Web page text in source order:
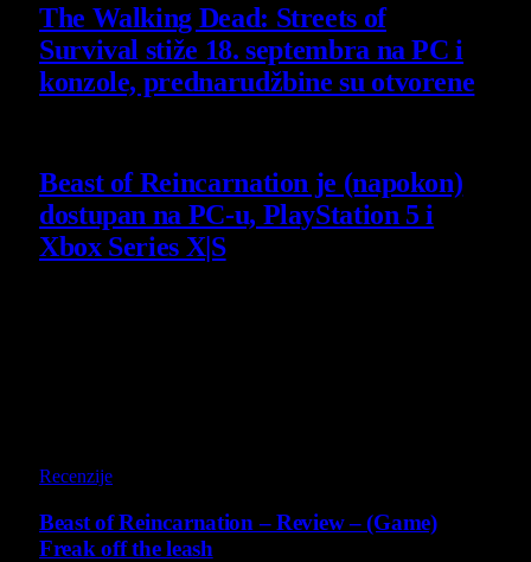
The Walking Dead: Streets of
Survival stiže 18. septembra na PC i
konzole, prednarudžbine su otvorene
Beast of Reincarnation je (napokon)
dostupan na PC-u, PlayStation 5 i
Xbox Series X|S
Recenzije
Beast of Reincarnation – Review – (Game)
Freak off the leash